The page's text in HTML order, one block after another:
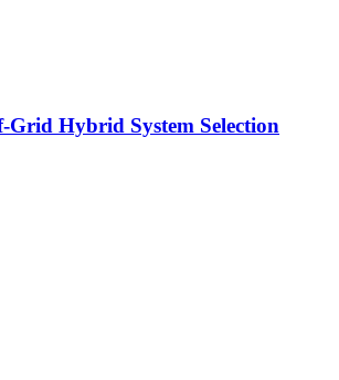
Grid Hybrid System Selection